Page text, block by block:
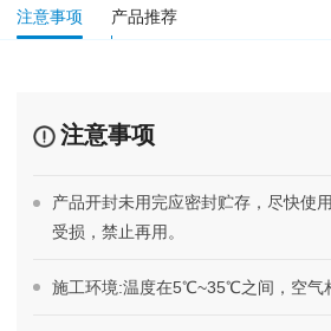
注意事项 产品推荐
注意事项
产品开封未用完应密封贮存，尽快使
受损，禁止再用。
施工环境:温度在5℃~35℃之间，空气